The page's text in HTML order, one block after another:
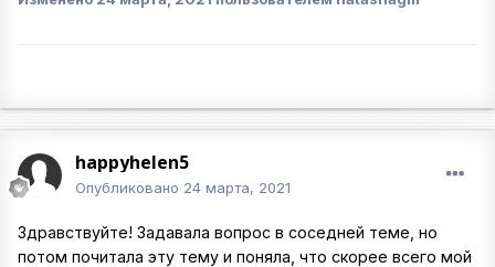
happyhelen5
Опубликовано 24 марта, 2021
Здравствуйте! Задавала вопрос в соседней теме, но
потом почитала эту тему и поняла, что скорее всего мой